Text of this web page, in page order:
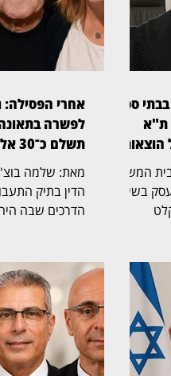
ספר
ת"א
שלמה בוצ'צ'ו, בית המשפט
בשילוב
כתב
עמית
שנוצרו
אחרי הפסילה:
לפשרה
תשלם כ־30 אלף שקל
הדין בתיק
הדרכים שבה
לתביעות קטנות
הרשם הבכיר
(בצילום), נתן
להסדר פשרה,
הביטוח הפניקס
סכום התביעה,